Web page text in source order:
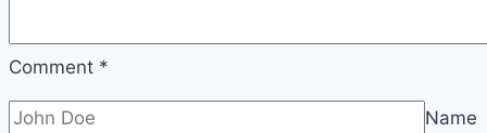
Comment *
Name